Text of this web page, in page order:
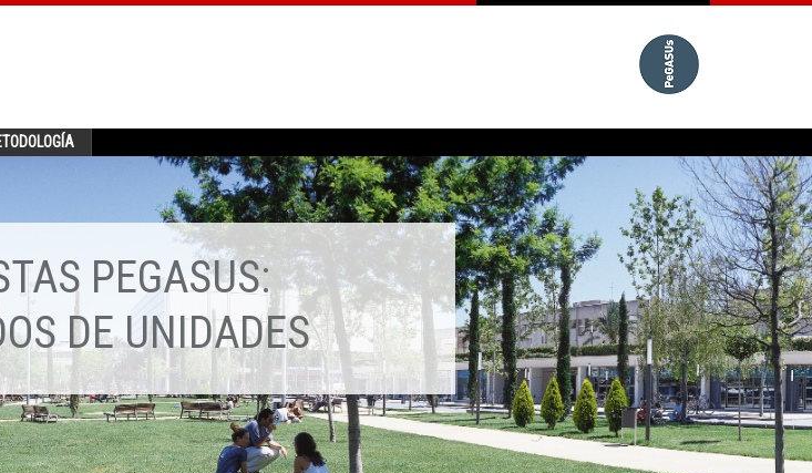
PEGASUS:
DE UNIDADES